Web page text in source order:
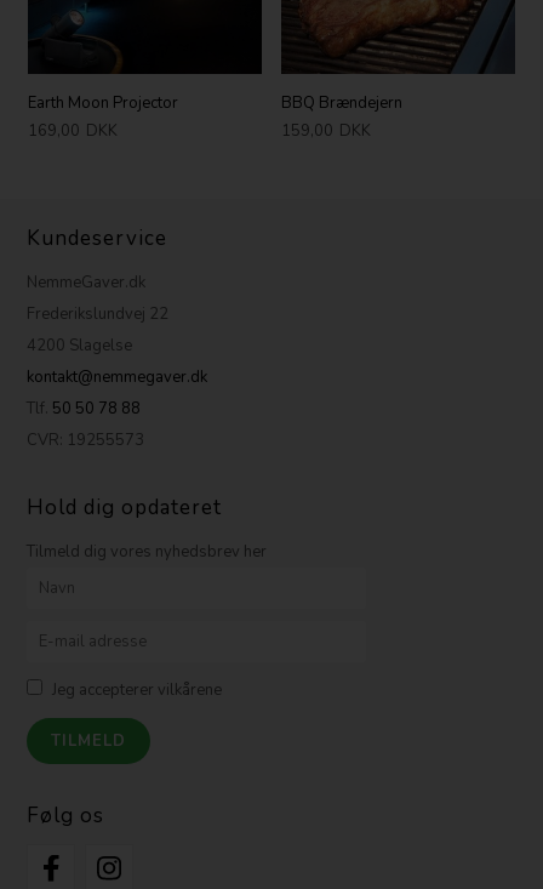
Earth Moon Projector
169,00 DKK
BBQ Brændejern
159,00 DKK
Kundeservice
NemmeGaver.dk
Frederikslundvej 22
4200 Slagelse
kontakt@nemmegaver.dk
Tlf. 50 50 78 88
CVR: 19255573
Hold dig opdateret
Tilmeld dig vores nyhedsbrev her
Jeg accepterer vilkårene
Følg os